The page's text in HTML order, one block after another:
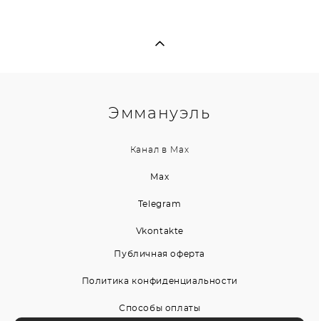
Эммануэль
Канал в Max
Max
Telegram
Vkontakte
Публичная оферта
Политика конфиденциальности
Способы оплаты